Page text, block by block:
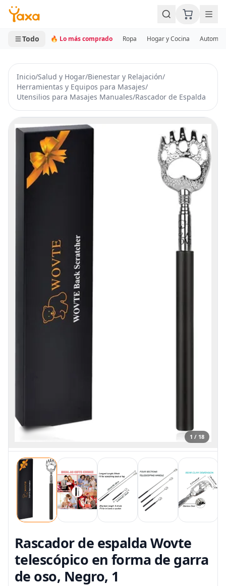
MINI CARRITO
0 productos
Todo 🔥 Lo más comprado Ropa Hogar y Cocina
Inicio/Salud y Hogar/Bienestar y Relajación/
Herramientas y Equipos para Masajes/
Utensilios para Masajes Manuales/Rascador de Espalda
1 / 18
Rascador de espalda Wovte
telescópico en forma de garra
de oso, Negro, 1